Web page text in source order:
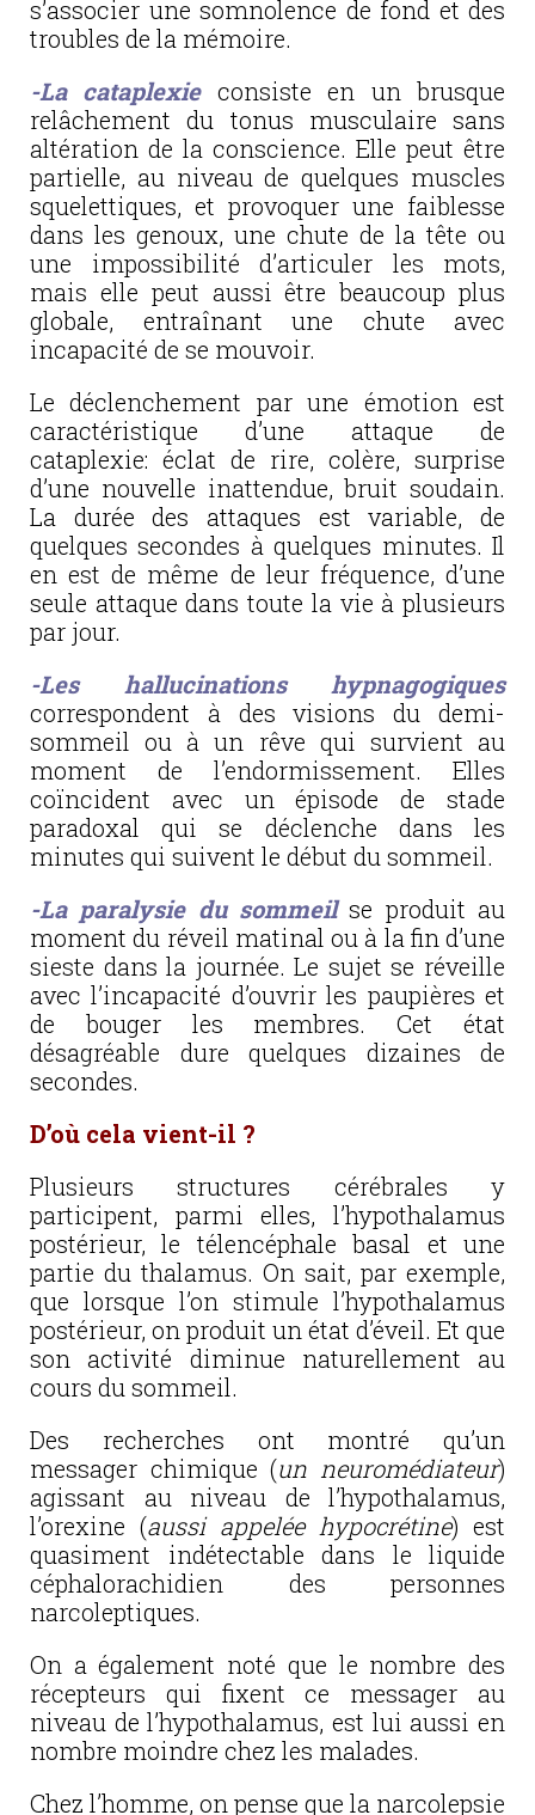
s’associer une somnolence de fond et des
troubles de la mémoire.
-La cataplexieconsiste en un brusque
relâchement du tonus musculaire sans
altération de la conscience. Elle peut être
partielle, au niveau de quelques muscles
squelettiques, et provoquer une faiblesse
dans les genoux, une chute de la tête ou
une impossibilité d’articuler les mots,
mais elle peut aussi être beaucoup plus
globale, entraînant une chute avec
incapacité de se mouvoir.
Le déclenchement par une émotion est
caractéristique d’une attaque de
cataplexie: éclat de rire, colère, surprise
d’une nouvelle inattendue, bruit soudain.
La durée des attaques est variable, de
quelques secondes à quelques minutes. Il
en est de même de leur fréquence, d’une
seule attaque dans toute la vie à plusieurs
par jour.
-Les hallucinations hypnagogiques
correspondent à des visions du demi-
sommeil ou à un rêve qui survient au
moment de l’endormissement. Elles
coïncident avec un épisode de stade
paradoxal qui se déclenche dans les
minutes qui suivent le début du sommeil.
-La paralysie du sommeilse produit au
moment du réveil matinal ou à la fin d’une
sieste dans la journée. Le sujet se réveille
avec l’incapacité d’ouvrir les paupières et
de bouger les membres. Cet état
désagréable dure quelques dizaines de
secondes.
D’où cela vient-il ?
Plusieurs structures cérébrales y
participent, parmi elles, l’hypothalamus
postérieur, le télencéphale basal et une
partie du thalamus. On sait, par exemple,
que lorsque l’on stimule l’hypothalamus
postérieur, on produit un état d’éveil. Et que
son activité diminue naturellement au
cours du sommeil.
Des recherches ont montré qu’un
messager chimique (un neuromédiateur)
agissant au niveau de l’hypothalamus,
l’orexine (aussi appelée hypocrétine) est
quasiment indétectable dans le liquide
céphalorachidien des personnes
narcoleptiques.
On a également noté que le nombre des
récepteurs qui fixent ce messager au
niveau de l’hypothalamus, est lui aussi en
nombre moindre chez les malades.
Chez l’homme, on pense que la narcolepsie